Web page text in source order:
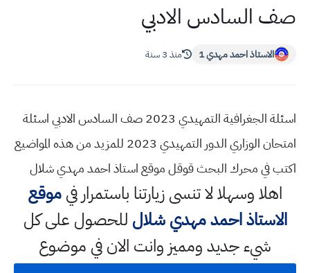
صف السادس الادبي
الاستاذ احمد مهدي 1 منذ 3 سنة
اسئلة الجغرافية التمهيدي 2023 صف السادس الادبي اسئلة
امتحان الوزاري الدور التمهيدي 2023 للمزيد من هذه المواضيع
اكتب في محرك البحث قوقل موقع استاذ احمد مهدي شلال
اهلا وسهلالا تنسى زيارتنا باستمرار فيموقع
الاستاذ احمد مهدي شلال للحصول على كل
شيء جديد ومميز وانت الان في موضوع